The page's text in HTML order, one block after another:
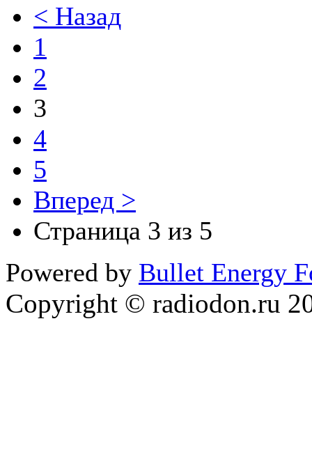
< Назад
1
2
3
4
5
Вперед >
Страница 3 из 5
Powered by Bullet Energy
Copyright © radiodon.ru